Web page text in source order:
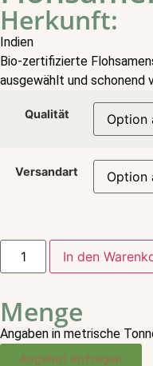
Herkunft:
Indien
Bio-zertifizierte
ausgewählt und schonend
Qualität
Versandart
In den
Menge
Angaben in metrische
Angebot anfragen